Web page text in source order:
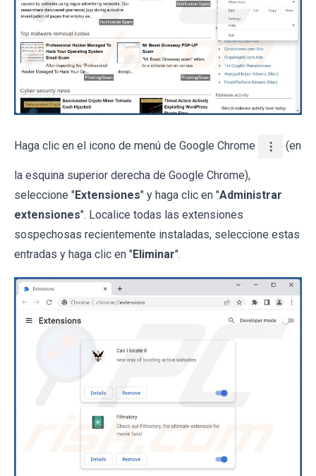
Haga clic en el icono de menú de Google Chrome (en
la esquina superior derecha de Google Chrome),
seleccione "Extensiones" y haga clic en "Administrar
extensiones". Localice todas las extensiones
sospechosas recientemente instaladas, seleccione estas
entradas y haga clic en "Eliminar".